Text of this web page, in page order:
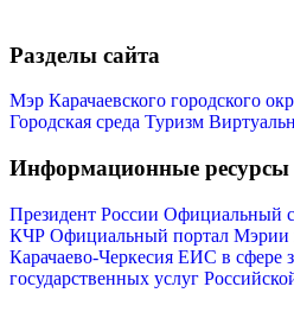
Разделы сайта
Мэр Карачаевского городского
Городская среда Туризм
Информационные ресурсы
Президент России Официальный
КЧР Официальный портал Мэрии
Карачаево-Черкесия ЕИС в сфере
государственных услуг